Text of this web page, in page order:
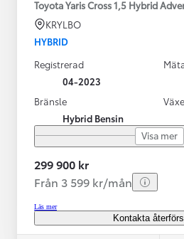
Toyota Yaris Cross 1,5 Hybrid
KRYLBO
HYBRID
Registrerad
04-2023
Bränsle
Hybrid Bensin
Visa mer
299 900 kr
Från 3 599 kr/mån
Läs mer
Kontakta